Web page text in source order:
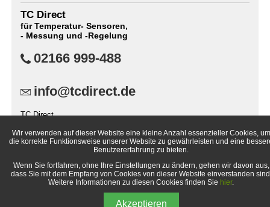
TC Direct
für Temperatur- Sensoren,
- Messung und -Regelung
02166 999-488
info@tcdirect.de
TC Direct
41181 Mönchengladbach
2026 TC Direct (eine Vertriebssparte von TC Mess- und
Wir verwenden auf dieser Website eine kleine Anzahl essenzieller Cookies, um
die korrekte Funktionsweise unserer Website zu gewährleisten und eine
Benutzererfahrung zu bieten.
Wenn Sie fortfahren, ohne Ihre Einstellungen zu ändern, gehen wir davon aus,
dass Sie mit dem Empfang von Cookies von dieser Website einverstanden
Weitere Informationen zu diesen Cookies finden Sie hier.
Akzeptieren